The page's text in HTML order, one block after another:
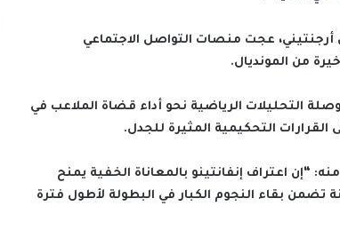
عجت منصات التواصل الاجتماعي
من المونديال.
التحليلات الرياضية نحو أداء قضاة الملاعب في
التحكيمية المثيرة للجدل.
اعتراف إنفانتينو بالمعاناة الخفية يمنح
تضمن بقاء النجوم الكبار في البطولة لأطول فترة